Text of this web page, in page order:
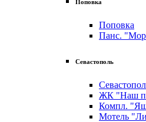
Поповка
Поповка
Панс.
Севастополь
ЖК "Наш
Компл.
Мотель